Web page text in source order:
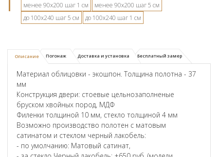
менее 90х200 шаг 1 см
менее 90х200 шаг 5 см
до 100х240 шаг 5 см
до 100х240 шаг 1 см
Описание Погонаж Доставка и установка Бесплатный замер
Материал облицовки - экошпон. Толщина полотна - 37
мм
Конструкция двери: стоевые цельнозаполненые
бруском хвойных пород, МДФ
Филенки толщиной 10 мм, стекло толщиной 4 мм
Возможно производство полотен с матовым
сатинатом и стеклом черный лакобель:
- по умолчанию: Матовый сатинат,